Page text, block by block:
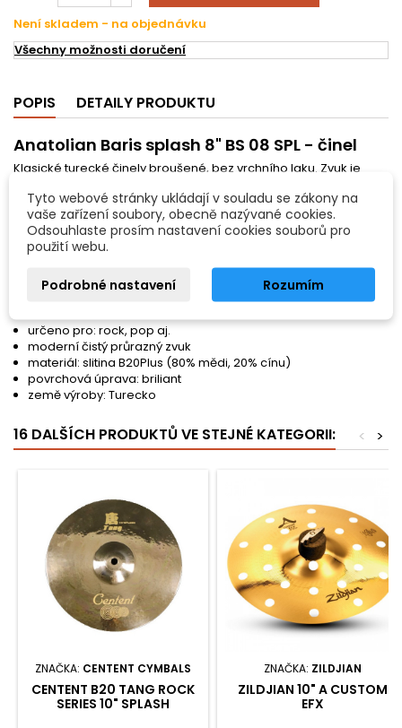
Není skladem - na objednávku
Všechny možnosti doručení
POPIS DETAILY PRODUKTU
Anatolian Baris splash 8" BS 08 SPL - činel
Klasické turecké činely broušené, bez vrchního laku. Zvuk je
jemnější barevné odstíny především ve výškách. Vhodné pro
všechny styly hraní, zejména však tyto činely ocení hráči s
potřebami moderně důrazného, přitom ale dostatečně
senzitivního a dynamického nástroje.
Vlastnosti:
určeno pro: rock, pop aj.
moderní čistý průrazný zvuk
materiál: slitina B20Plus (80% mědi, 20% cínu)
povrchová úprava: briliant
země výroby: Turecko
16 DALŠÍCH PRODUKTŮ VE STEJNÉ KATEGORII: >
<
ZNAČKA: CENTENT CYMBALS
CENTENT B20 TANG ROCK
SERIES 10" SPLASH
ZNAČKA: ZILDJIAN
ZILDJIAN 10" A CUSTOM
EFX
Tyto webové stránky ukládají v souladu se zákony na
vaše zařízení soubory, obecně nazývané cookies.
Odsouhlaste prosím nastavení cookies souborů pro
použití webu.
Podrobné nastavení Rozumím